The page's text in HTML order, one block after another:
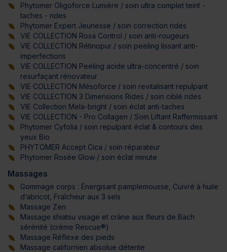
Phytomer Oligoforce Lumière / soin ultra complet teint -
taches - rides
Phytomer Expert Jeunesse / soin correction rides
VIE COLLECTION Rosa Control / soin anti-rougeurs
VIE COLLECTION Rétinopur / soin peeling lissant anti-
imperfections
VIE COLLECTION Peeling acide ultra-concentré / soin
resurfaçant rénovateur
VIE COLLECTION Mésoforce / soin revitalisant repulpant
VIE COLLECTION 3 Dimensions Rides / soin ciblé rides
VIE Collection Mela-bright / soin éclat anti-taches
VIE COLLECTION - Pro Collagen / Soin Liftant Raffermissant
Phytomer Cyfolia / soin repulpant éclat & contours des
yeux Bio
PHYTOMER Accept Cica / soin réparateur
Phytomer Rosée Glow / soin éclat minute
Massages
Gommage corps : Énergisant pamplemousse, Cuivré à huile
d’abricot, Fraîcheur aux 3 sels
Massage Zen
Massage shiatsu visage et crâne aux fleurs de Bach
sérénité (crème Rescue®)
Massage Réflexe des pieds
Massage californien absolue détente